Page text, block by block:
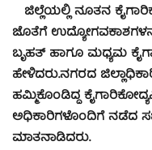
ಜಿಲ್ಲೆಯಲ್ಲಿ ನೂತನ
ಜೊತೆಗೆ
ಬೃಹತ್ ಹಾಗೂ ಮಧ್ಯಮ
ಹೇಳಿದರು.ನಗರದ
ಹಮ್ಮಿಕೊಂಡಿದ್ದ
ಅಧಿಕಾರಿಗಳೊಂದಿಗೆ ನಡೆದ
ಮಾತನಾಡಿದರು.